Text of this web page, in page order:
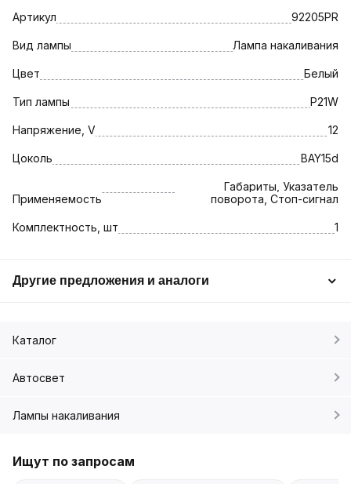
Артикул 92205PR
Вид лампы Лампа накаливания
Цвет Белый
Тип лампы P21W
Напряжение, V 12
Цоколь BAY15d
Применяемость
Габариты, Указатель
поворота, Стоп-сигнал
Комплектность, шт 1
Другие предложения и аналоги
Каталог
Автосвет
Лампы накаливания
Ищут по запросам